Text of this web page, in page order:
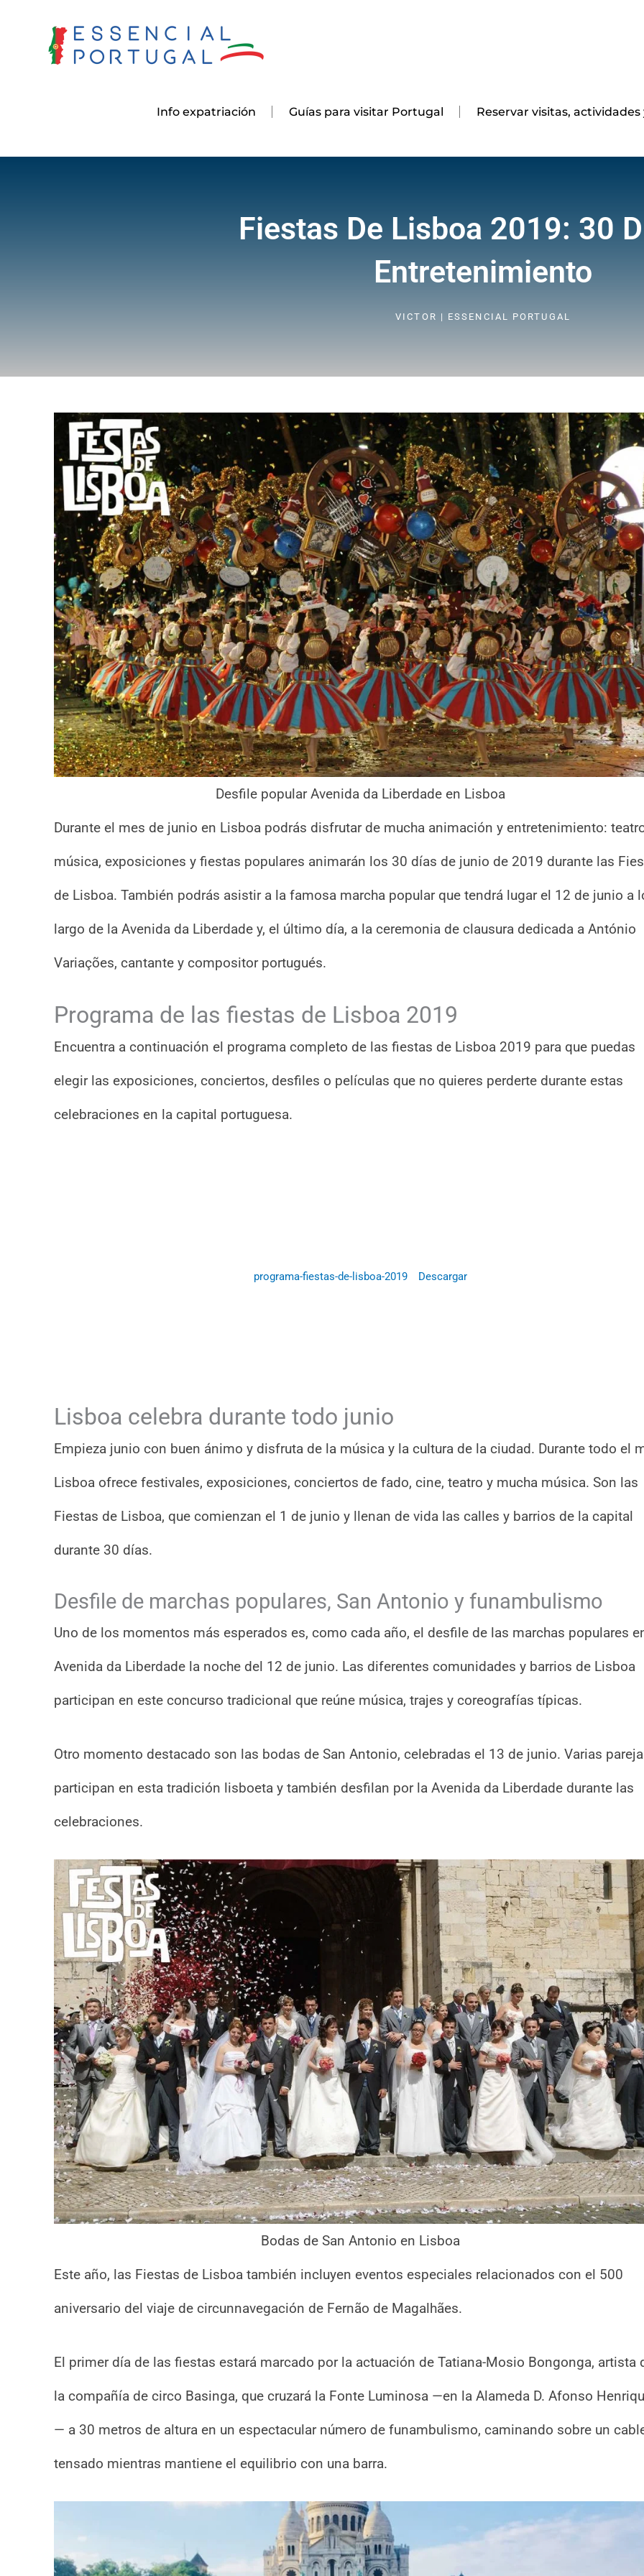
Info expatriación Guías para visitar Portugal Reservar visitas,
Fiestas De Lisboa 2019: 30
Entretenimiento
VICTOR | ESSENCIAL PORTUGAL
Desfile popular Avenida da Liberdade en Lisboa
Durante el mes de junio en Lisboa podrás disfrutar de mucha animación y entretenimiento:
música, exposiciones y fiestas populares animarán los 30 días de junio de 2019 durante las
de Lisboa. También podrás asistir a la famosa marcha popular que tendrá lugar el 12 de junio a
largo de la Avenida da Liberdade y, el último día, a la ceremonia de clausura dedicada a António
Variações, cantante y compositor portugués.
Programa de las fiestas de Lisboa 2019
Encuentra a continuación el programa completo de las fiestas de Lisboa 2019 para que puedas
elegir las exposiciones, conciertos, desfiles o películas que no quieres perderte durante estas
celebraciones en la capital portuguesa.
programa-fiestas-de-lisboa-2019 Descargar
Lisboa celebra durante todo junio
Empieza junio con buen ánimo y disfruta de la música y la cultura de la ciudad. Durante todo el
Lisboa ofrece festivales, exposiciones, conciertos de fado, cine, teatro y mucha música. Son las
Fiestas de Lisboa, que comienzan el 1 de junio y llenan de vida las calles y barrios de la capital
durante 30 días.
Desfile de marchas populares, San Antonio y funambulismo
Uno de los momentos más esperados es, como cada año, el desfile de las marchas populares
Avenida da Liberdade la noche del 12 de junio. Las diferentes comunidades y barrios de Lisboa
participan en este concurso tradicional que reúne música, trajes y coreografías típicas.
Otro momento destacado son las bodas de San Antonio, celebradas el 13 de junio. Varias
participan en esta tradición lisboeta y también desfilan por la Avenida da Liberdade durante las
celebraciones.
Bodas de San Antonio en Lisboa
Este año, las Fiestas de Lisboa también incluyen eventos especiales relacionados con el 500
aniversario del viaje de circunnavegación de Fernão de Magalhães.
El primer día de las fiestas estará marcado por la actuación de Tatiana-Mosio Bongonga, artista
la compañía de circo Basinga, que cruzará la Fonte Luminosa —en la Alameda D. Afonso
— a 30 metros de altura en un espectacular número de funambulismo, caminando sobre un
tensado mientras mantiene el equilibrio con una barra.